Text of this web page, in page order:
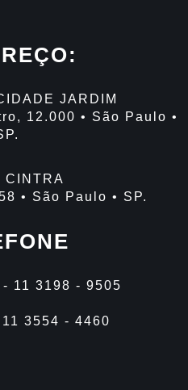
JARDIM
12.000 • São Paulo •
CINTRA
• São Paulo • SP.
11 3198 - 9505
3554 - 4460